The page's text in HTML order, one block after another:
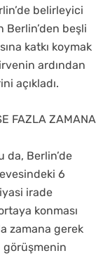
belirleyici
Berlin’den beşli
katkı koymak
ardından
açıkladı.
FAZLA ZAMANA
da, Berlin’de
6
irade
konması
zamana gerek
görüşmenin